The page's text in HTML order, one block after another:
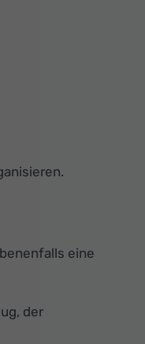
eine
der